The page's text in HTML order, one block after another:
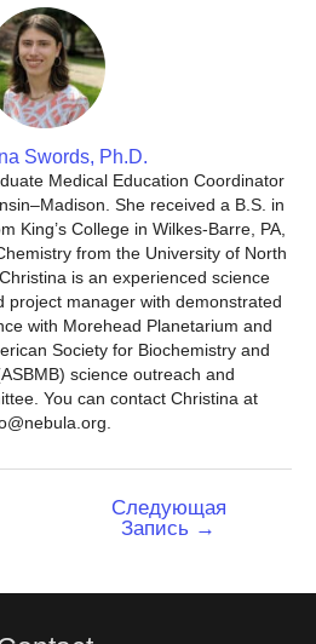
Swords, Ph.D.
Medical Education Coordinator
She received a B.S. in
King’s College in Wilkes-Barre, PA,
from the University of North
is an experienced science
project manager with demonstrated
with Morehead Planetarium and
Society for Biochemistry and
science outreach and
You can contact Christina at
Следующая
Запись →